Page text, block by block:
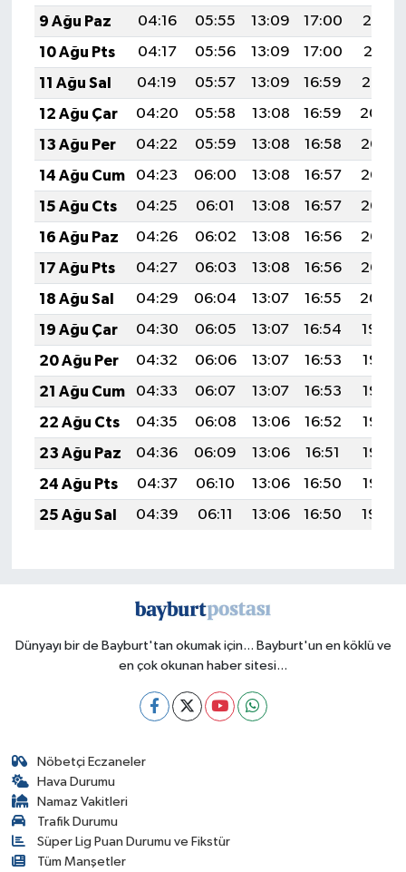
9 Ağu Paz
04:16 05:55 13:09 17:00
20:13
10 Ağu Pts
04:17 05:56 13:09 17:00
20:11
11 Ağu Sal
04:19 05:57 13:09 16:59
20:10
12 Ağu Çar
04:20 05:58 13:08 16:59
20:09
13 Ağu Per
04:22 05:59 13:08 16:58
20:07
14 Ağu Cum
04:23 06:00 13:08 16:57
20:06
15 Ağu Cts
04:25 06:01 13:08 16:57
20:05
16 Ağu Paz
04:26 06:02 13:08 16:56
20:03
17 Ağu Pts
04:27 06:03 13:08 16:56
20:02
18 Ağu Sal
04:29 06:04 13:07 16:55
20:00
19 Ağu Çar
04:30 06:05 13:07 16:54
19:59
20 Ağu Per
04:32 06:06 13:07 16:53
19:58
21 Ağu Cum
04:33 06:07 13:07 16:53
19:56
22 Ağu Cts
04:35 06:08 13:06 16:52
19:55
23 Ağu Paz
04:36 06:09 13:06 16:51
19:53
24 Ağu Pts
04:37 06:10 13:06 16:50
19:52
25 Ağu Sal
04:39 06:11 13:06 16:50 19:50
Dünyayı bir de Bayburt'tan okumak için... Bayburt'un en köklü ve
en çok okunan haber sitesi...
Nöbetçi Eczaneler
Hava Durumu
Namaz Vakitleri
Trafik Durumu
Süper Lig Puan Durumu ve Fikstür
Tüm Manşetler